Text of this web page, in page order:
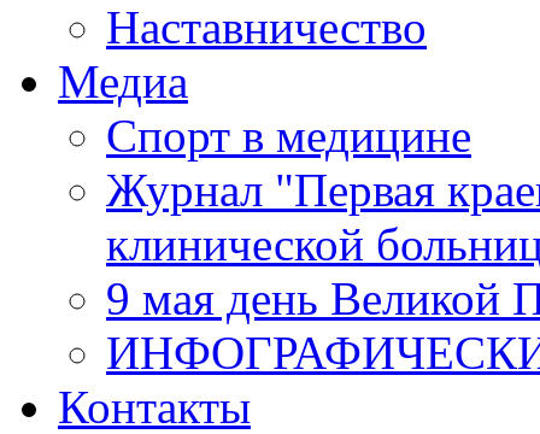
Наставничество
Медиа
Спорт в медицине
Журнал "Первая
клинической
9 мая день Великой
Контакты